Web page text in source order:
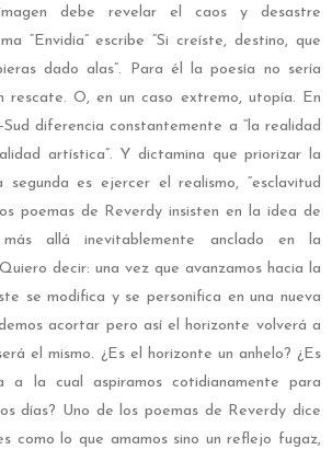
debe revelar el caos y desastre
“Envidia” escribe “Si creíste, destino, que
dado alas”. Para él la poesía no sería
rescate. O, en un caso extremo, utopía. En
diferencia constantemente a “la realidad
artística”. Y dictamina que priorizar la
es ejercer el realismo, “esclavitud
poemas de Reverdy insisten en la idea de
allá inevitablemente anclado en la
decir: una vez que avanzamos hacia la
se modifica y se personifica en una nueva
acortar pero así el horizonte volverá a
el mismo. ¿Es el horizonte un anhelo? ¿Es
a la cual aspiramos cotidianamente para
días? Uno de los poemas de Reverdy dice
como lo que amamos sino un reflejo fugaz,